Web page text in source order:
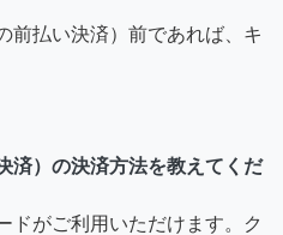
前払い決済）前であれば、キ
済）の決済方法を教えてくだ
ドがご利用いただけます。ク